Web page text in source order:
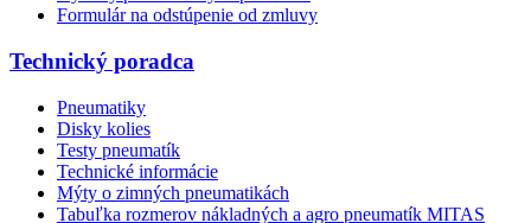
Formulár na odstúpenie od zmluvy
Technický poradca
Pneumatiky
Disky kolies
Testy pneumatík
Technické informácie
Mýty o zimných pneumatikách
Tabuľka rozmerov nákladných a agro pneumatík MITAS